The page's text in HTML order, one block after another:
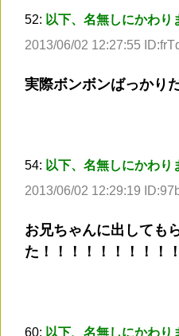
52: 以下、名無しにかわ
2013/06/02 12:27:55
実際ボンボンばっかり
54: 以下、名無しにかわ
2013/06/02 12:29:19
お兄ちゃんに出しても
た！！！！！！！！！
60: 以下、名無しにかわ